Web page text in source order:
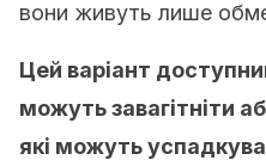
вони живуть лише
Цей варіант
можуть завагітніти
які можуть